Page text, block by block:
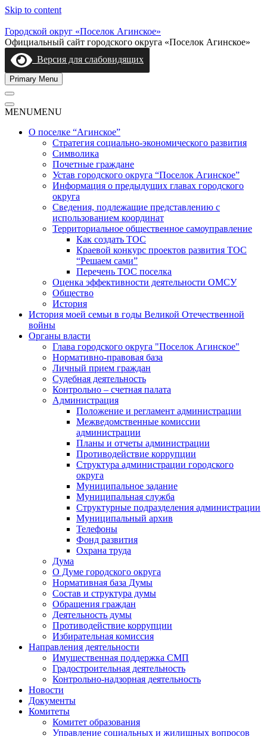
Skip to content
Городской округ «Поселок Агинское»
Официальный сайт городского округа «Поселок Агинское»
Версия для слабовидящих
Primary Menu
MENUMENU
О поселке “Агинское”
Стратегия социально-экономического развития
Символика
Почетные граждане
Устав городского округа “Поселок Агинское”
Информация о предыдущих главах городского
округа
Сведения, подлежащие представлению с
использованием координат
Территориальное общественное самоуправление
Как создать ТОС
Краевой конкурс проектов развития ТОС
“Решаем сами”
Перечень ТОС поселка
Оценка эффективности деятельности ОМСУ
Общество
История
История моей семьи в годы Великой Отечественной
войны
Органы власти
Глава городского округа "Поселок Агинское"
Нормативно-правовая база
Личный прием граждан
Судебная деятельность
Контрольно – счетная палата
Администрация
Положение и регламент администрации
Межведомственные комиссии
администрации
Планы и отчеты администрации
Противодействие коррупции
Структура администрации городского
округа
Муниципальное задание
Муниципальная служба
Структурные подразделения администрации
Муниципальный архив
Телефоны
Фонд развития
Охрана труда
Дума
О Думе городского округа
Нормативная база Думы
Состав и структура думы
Обращения граждан
Деятельность думы
Противодействие коррупции
Избирательная комиссия
Направления деятельности
Имущественная поддержка СМП
Градостроительная деятельность
Контрольно-надзорная деятельность
Новости
Документы
Комитеты
Комитет образования
Управление социальных и жилищных вопросов